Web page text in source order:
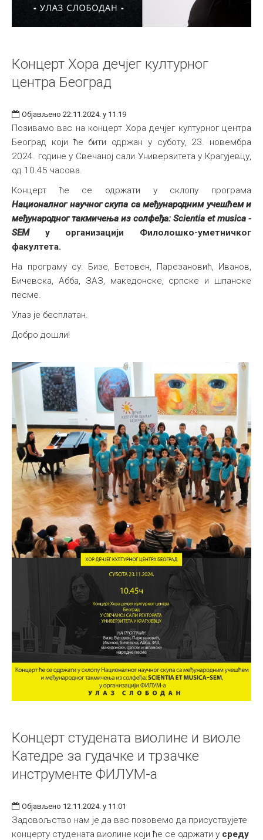
Концерт Хора дечјег културног
центра Београд
Објављено 22.11.2024. у 11:19
Позивамо вас на концерт Хора дечјег културног центра
Београд који ће бити одржан у суботу, 23. новембра
2024. године у Свечаној сали Универзитета у Крагујевцу,
од 10.45 часова.
Концерт ће се одржати у склопу програма
Националногнаучног скупа са међународним учешћем и
међународног такмичења из солфеђа: Scientia et musica -
SEM у организацији Филолошко-уметничког
факултета.
На програму су: Бизе, Бетовен, Парезановић, Иванов,
Бичевска, Абба, ЗАЗ, македонске, српске и шпанске
песме.
Улаз је бесплатан.
Добро дошли!
Концерт студената виолине и виоле
Катедре за гудачке и трзачке
инструменте ФИЛУМ-а
Објављено 12.11.2024. у 11:01
Задовољство нам је да вас позовемо да присуствујете
концерту студената виолине који ће се одржати у среду